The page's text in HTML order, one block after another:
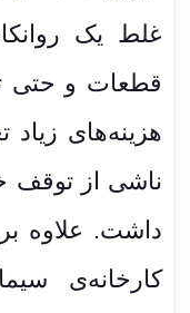
غلط یک
قطعات و حتی
هزینه‌های
ناشی از توقف
داشت. علاوه
کارخانه‌ی